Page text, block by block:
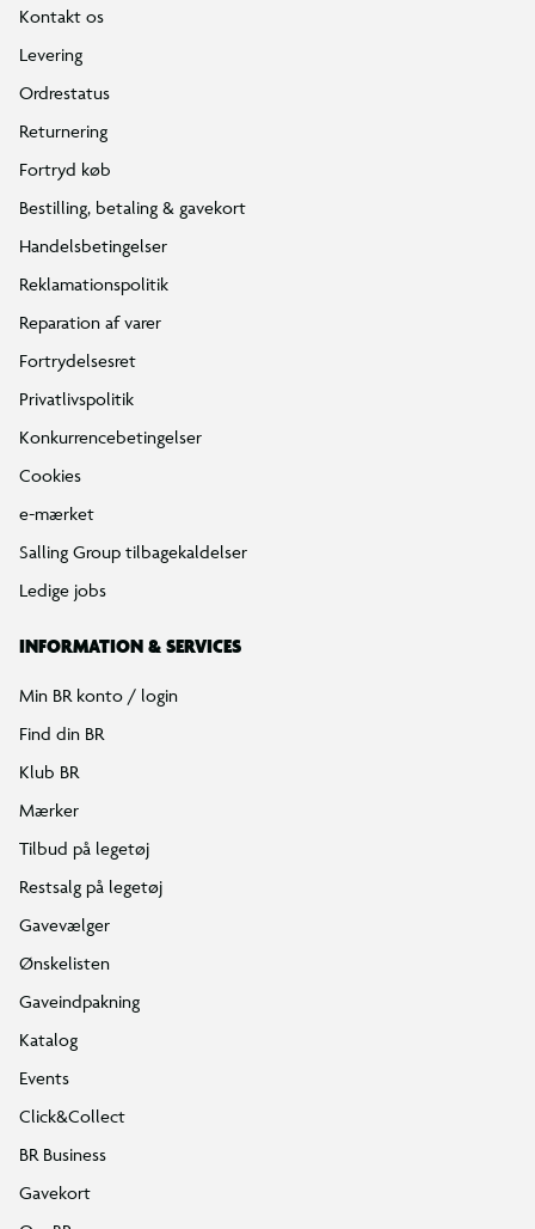
Kontakt os
Levering
Ordrestatus
Returnering
Fortryd køb
Bestilling, betaling & gavekort
Handelsbetingelser
Reklamationspolitik
Reparation af varer
Fortrydelsesret
Privatlivspolitik
Konkurrencebetingelser
Cookies
e-mærket
Salling Group tilbagekaldelser
Ledige jobs
INFORMATION & SERVICES
Min BR konto / login
Find din BR
Klub BR
Mærker
Tilbud på legetøj
Restsalg på legetøj
Gavevælger
Ønskelisten
Gaveindpakning
Katalog
Events
Click&Collect
BR Business
Gavekort